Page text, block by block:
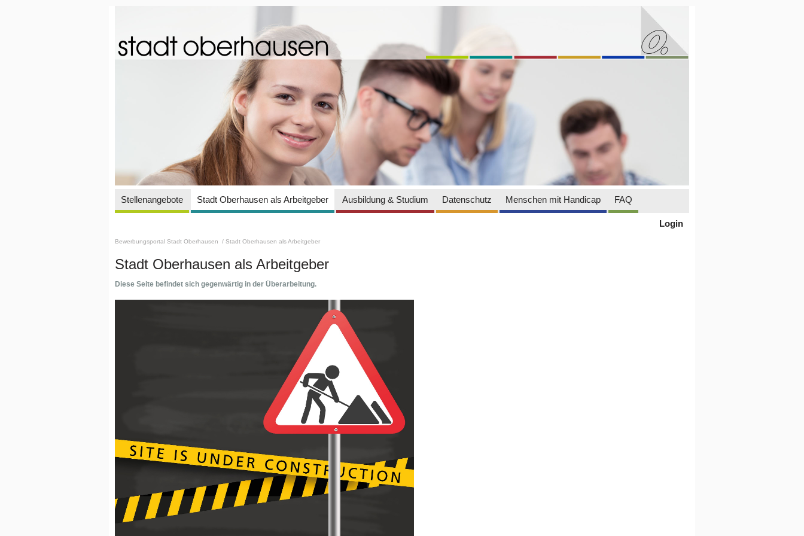
Stellenangebote Stadt Oberhausen als Arbeitgeber Ausbildung & Studium Datenschutz Menschen mit Handicap FAQ
Login
Bewerbungsportal Stadt Oberhausen / Stadt Oberhausen als Arbeitgeber
Stadt Oberhausen als Arbeitgeber
Diese Seite befindet sich gegenwärtig in der Überarbeitung.